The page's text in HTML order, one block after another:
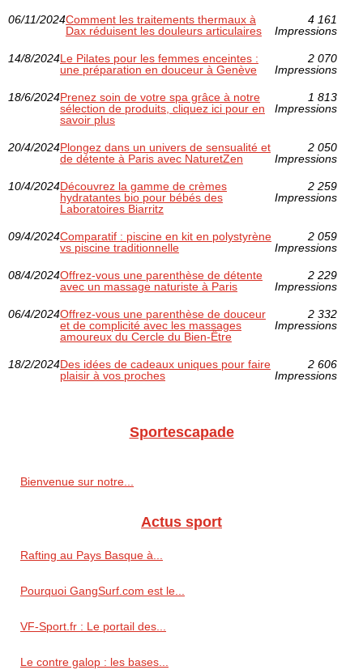
06/11/2024Comment les traitements thermaux à
Dax réduisent les douleurs articulaires
4 161
Impressions
14/8/2024Le Pilates pour les femmes enceintes :
une préparation en douceur à Genève
2 070
Impressions
18/6/2024Prenez soin de votre spa grâce à notre
sélection de produits, cliquez ici pour en
savoir plus
1 813
Impressions
20/4/2024Plongez dans un univers de sensualité et
de détente à Paris avec NaturetZen
2 050
Impressions
10/4/2024Découvrez la gamme de crèmes
hydratantes bio pour bébés des
Laboratoires Biarritz
2 259
Impressions
09/4/2024Comparatif : piscine en kit en polystyrène
vs piscine traditionnelle
2 059
Impressions
08/4/2024Offrez-vous une parenthèse de détente
avec un massage naturiste à Paris
2 229
Impressions
06/4/2024Offrez-vous une parenthèse de douceur
et de complicité avec les massages
amoureux du Cercle du Bien-Être
2 332
Impressions
18/2/2024Des idées de cadeaux uniques pour faire
plaisir à vos proches
2 606
Impressions
Sportescapade
Bienvenue sur notre...
Actus sport
Rafting au Pays Basque à...
Pourquoi GangSurf.com est le...
VF-Sport.fr : Le portail des...
Le contre galop : les bases...